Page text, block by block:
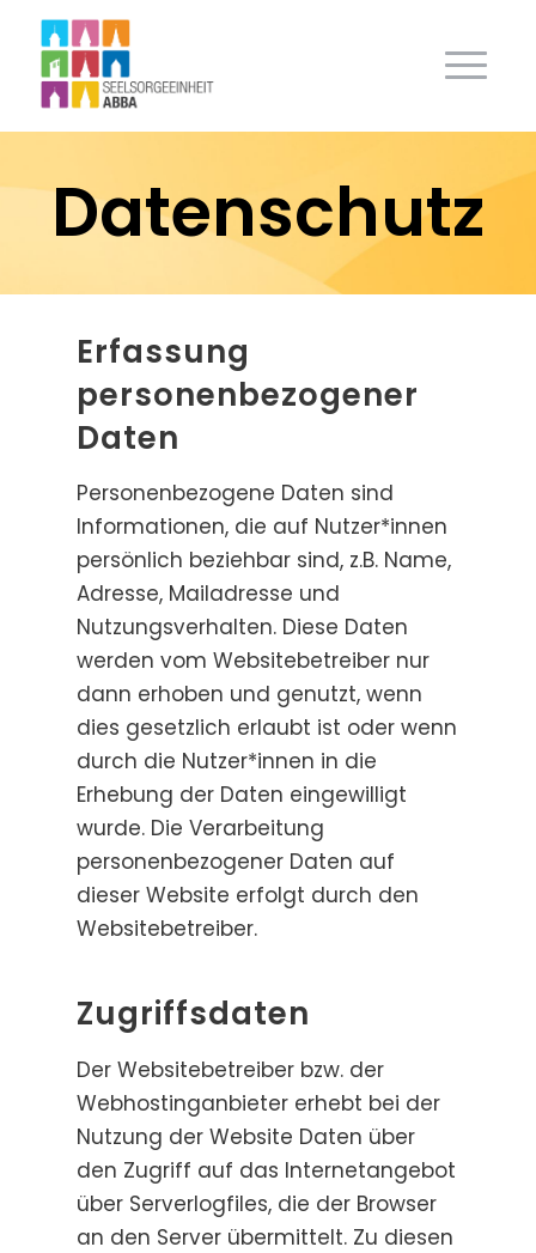
Datenschutz
Erfassung
personenbezogener
Daten
Personenbezogene Daten sind
Informationen, die auf Nutzer*innen
persönlich beziehbar sind, z.B. Name,
Adresse, Mailadresse und
Nutzungsverhalten. Diese Daten
werden vom Websitebetreiber nur
dann erhoben und genutzt, wenn
dies gesetzlich erlaubt ist oder wenn
durch die Nutzer*innen in die
Erhebung der Daten eingewilligt
wurde. Die Verarbeitung
personenbezogener Daten auf
dieser Website erfolgt durch den
Websitebetreiber.
Zugriffsdaten
Der Websitebetreiber bzw. der
Webhostinganbieter erhebt bei der
Nutzung der Website Daten über
den Zugriff auf das Internetangebot
über Serverlogfiles, die der Browser
an den Server übermittelt. Zu diesen